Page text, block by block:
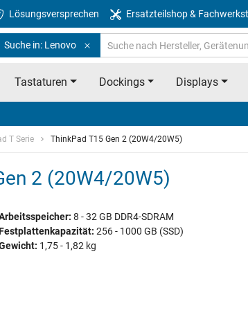
Lösungsversprechen Ersatzteilshop &
Suche in: Lenovo
Tastaturen Dockings Displays
T Serie ThinkPad T15 Gen 2 (20W4/20W5)
2 (20W4/20W5)
8 - 32 GB DDR4-SDRAM
256 - 1000 GB (SSD)
1,75 - 1,82 kg